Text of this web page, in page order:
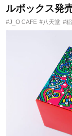
ルボックス発
#J_O CAFE #八天堂 #